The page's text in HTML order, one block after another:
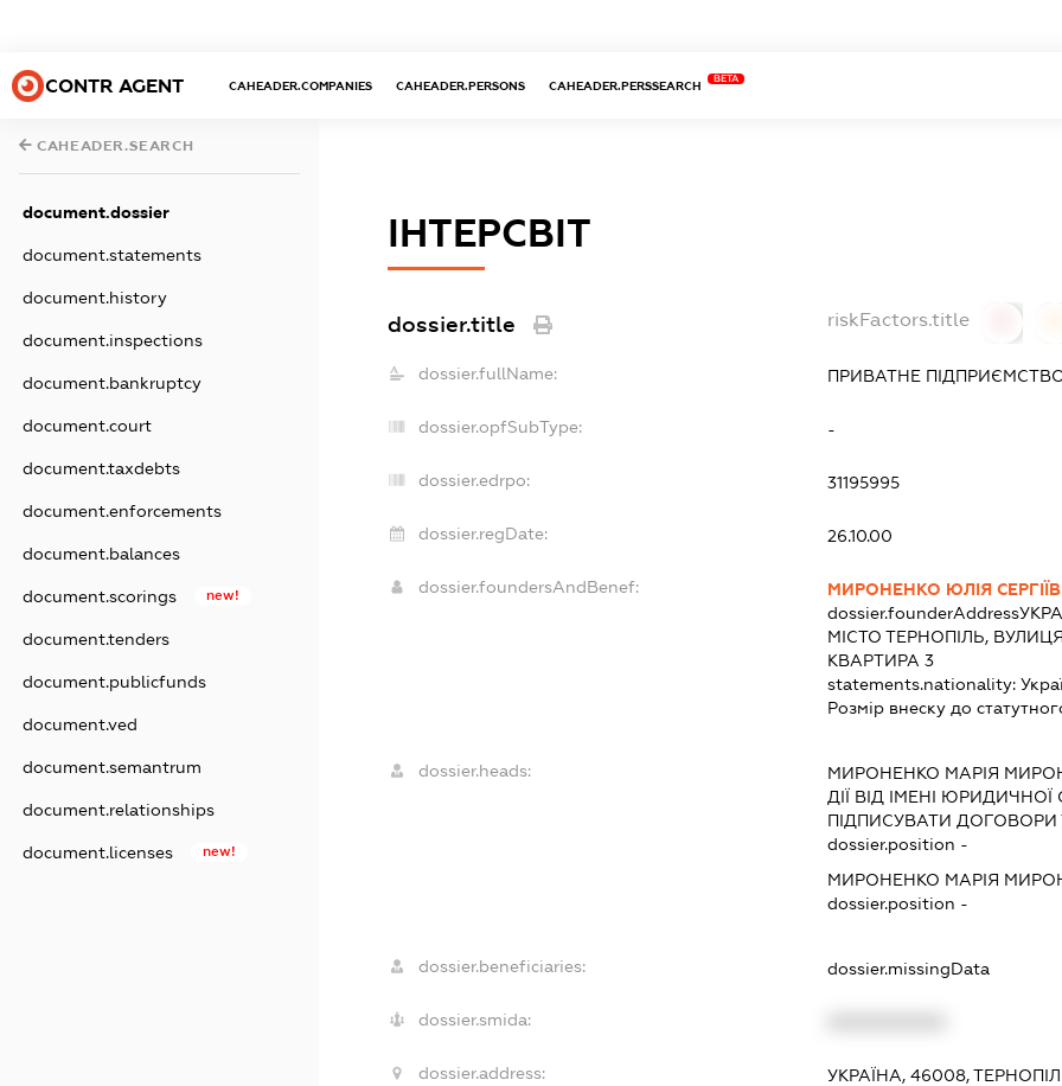
CONTR AGENT CAHEADER.COMPANIES CAHEADER.PERSONS CAHEADER.PERSSEARCH
BETA
CAHEADER.SEARCH
document.dossier
document.statements
document.history
document.inspections
document.bankruptcy
document.court
document.taxdebts
document.enforcements
document.balances
document.scorings new!
document.tenders
document.publicfunds
document.ved
document.semantrum
document.relationships
document.licenses new!
ІНТЕРСВІТ
dossier.title riskFactors.title
dossier.fullName: ПРИВАТНЕ ПІДПРИЄМСТВО
dossier.opfSubType: -
dossier.edrpo: 31195995
dossier.regDate: 26.10.00
dossier.foundersAndBenef:
МИРОНЕНКО ЮЛІЯ
dossier.founderAddress
МІСТО ТЕРНОПІЛЬ,
КВАРТИРА 3
statements.nationality:
Розмір внеску до
dossier.heads: МИРОНЕНКО МАРІЯ
ДІЇ ВІД ІМЕНІ
ПІДПИСУВАТИ
dossier.position -
МИРОНЕНКО МАРІЯ
dossier.position -
dossier.beneficiaries: dossier.missingData
dossier.smida:
dossier.address:
УКРАЇНА, 46008,